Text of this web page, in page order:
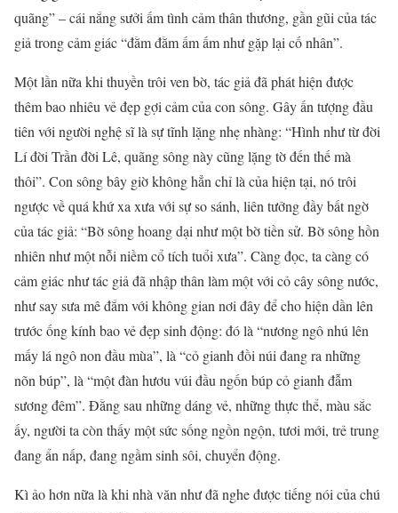
quãng” – cái nắng sưởi ấm tình cảm thân thương, gần gũi của tác
giả trong cảm giác “đằm đằm ấm ấm như gặp lại cố nhân”.
Một lần nữa khi thuyền trôi ven bờ, tác giả đã phát hiện được
thêm bao nhiêu vẻ đẹp gợi cảm của con sông. Gây ấn tượng đầu
tiên với người nghệ sĩ là sự tĩnh lặng nhẹ nhàng: “Hình như từ đời
Lí đời Trần đời Lê, quãng sông này cũng lặng tờ đến thế mà
thôi”. Con sông bây giờ không hẳn chỉ là của hiện tại, nó trôi
ngược về quá khứ xa xưa với sự so sánh, liên tưởng đầy bất ngờ
của tác giả: “Bờ sông hoang dại như một bờ tiền sử. Bờ sông hồn
nhiên như một nỗi niềm cổ tích tuổi xưa”. Càng đọc, ta càng có
cảm giác như tác giả đã nhập thân làm một với cỏ cây sông nước,
như say sưa mê đắm với không gian nơi đây để cho hiện dần lên
trước ống kính bao vẻ đẹp sinh động: đó là “nương ngô nhú lên
mấy lá ngô non đầu mùa”, là “cỏ gianh đồi núi đang ra những
nõn búp”, là “một đàn hươu vúi đầu ngốn búp cỏ gianh đẫm
sương đêm”. Đằng sau những dáng vẻ, những thực thể, màu sắc
ấy, người ta còn thấy một sức sống ngồn ngộn, tươi mới, trẻ trung
đang ẩn nấp, đang ngầm sinh sôi, chuyển động.
Kì ảo hơn nữa là khi nhà văn như đã nghe được tiếng nói của chú